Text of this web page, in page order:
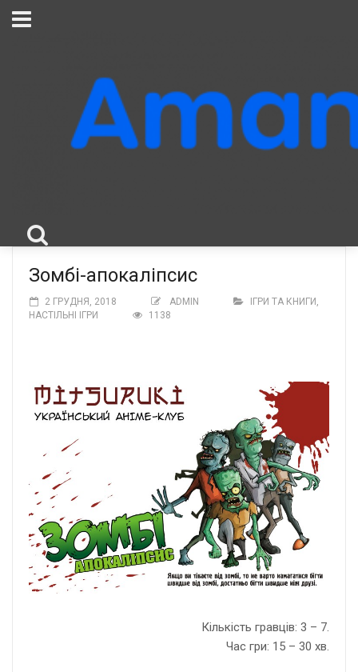
Зомбі-апокаліпсис
2 ГРУДНЯ, 2018 ADMIN ІГРИ ТА КНИГИ ,
НАСТІЛЬНІ ІГРИ
1138
Кількість гравців: 3 – 7.
Час гри: 15 – 30 хв.